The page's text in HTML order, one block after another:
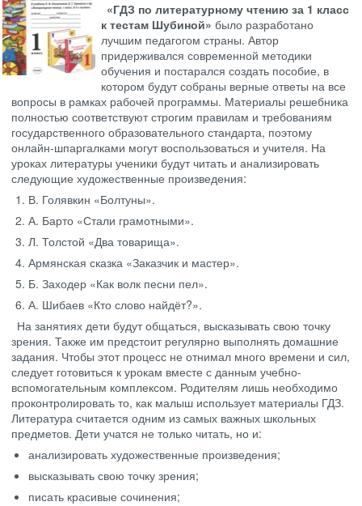
«ГДЗ по литературному чтению за 1 класс
к тестам Шубиной» было разработано
лучшим педагогом страны. Автор
придерживался современной методики
обучения и постарался создать пособие, в
котором будут собраны верные ответы на все
вопросы в рамках рабочей программы. Материалы решебника
полностью соответствуют строгим правилам и требованиям
государственного образовательного стандарта, поэтому
онлайн-шпаргалками могут воспользоваться и учителя. На
уроках литературы ученики будут читать и анализировать
следующие художественные произведения:
В. Голявкин «Болтуны».
А. Барто «Стали грамотными».
Л. Толстой «Два товарища».
Армянская сказка «Заказчик и мастер».
Б. Заходер «Как волк песни пел».
А. Шибаев «Кто слово найдёт?».
На занятиях дети будут общаться, высказывать свою точку
зрения. Также им предстоит регулярно выполнять домашние
задания. Чтобы этот процесс не отнимал много времени и сил,
следует готовиться к урокам вместе с данным учебно-
вспомогательным комплексом. Родителям лишь необходимо
проконтролировать то, как малыш использует материалы ГДЗ.
Литература считается одним из самых важных школьных
предметов. Дети учатся не только читать, но и:
анализировать художественные произведения;
высказывать свою точку зрения;
писать красивые сочинения;